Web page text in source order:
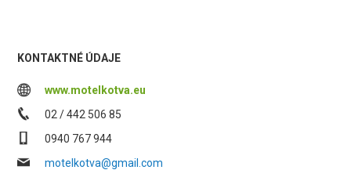
KONTAKTNÉ ÚDAJE
www.motelkotva.eu
02 / 442 506 85
0940 767 944
motelkotva@gmail.com